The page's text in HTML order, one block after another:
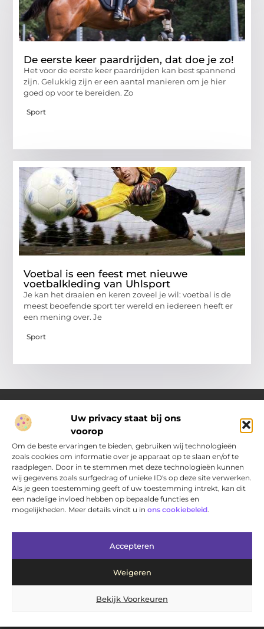
Uw privacy staat bij ons
voorop
Om de beste ervaringen te bieden, gebruiken wij technologieën
zoals cookies om informatie over je apparaat op te slaan en/of te
raadplegen. Door in te stemmen met deze technologieën kunnen
wij gegevens zoals surfgedrag of unieke ID's op deze site verwerken.
Als je geen toestemming geeft of uw toestemming intrekt, kan dit
een nadelige invloed hebben op bepaalde functies en
mogelijkheden. Meer details vindt u in ons cookiebeleid.
Accepteren
Weigeren
Bekijk Voorkeuren
De eerste keer paardrijden, dat doe je zo!
Het voor de eerste keer paardrijden kan best spannend
zijn. Gelukkig zijn er een aantal manieren om je hier
goed op voor te bereiden. Zo
Sport
Voetbal is een feest met nieuwe
voetbalkleding van Uhlsport
Je kan het draaien en keren zoveel je wil: voetbal is de
meest beoefende sport ter wereld en iedereen heeft er
een mening over. Je
Sport
Over Pakhuisdelft.nl
Jouw bron voor dagelijkse inspiratie en praktische ideeën
Bij PakhuisDelft.nl vind je een gevarieerd aanbod aan artikelen
en blogs die je helpen om jouw dag nét wat leuker, slimmer en
eenvoudiger te maken.
Main Links
Bericht categorie